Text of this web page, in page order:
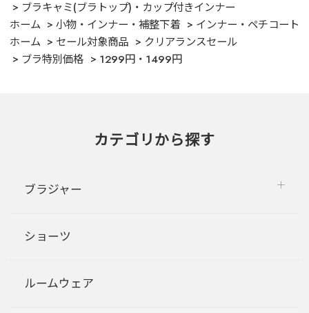
ブラキャミ(ブラトップ)・カップ付きインナー
ホーム
小物・インナー・補整下着
インナー・ペチコート
ホーム
セール対象商品
クリアランスセール
ブラ特別価格
1299円・1499円
カテゴリから探す
ブラジャー
ショーツ
ルームウェア